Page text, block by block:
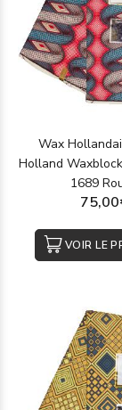
Wax
Holland
1689
VOIR LE